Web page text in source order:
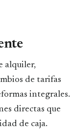
alquiler,
de tarifas
integrales.
directas que
de caja.